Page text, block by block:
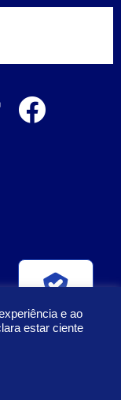
Manufatura e
0001-58
e ao
estar ciente